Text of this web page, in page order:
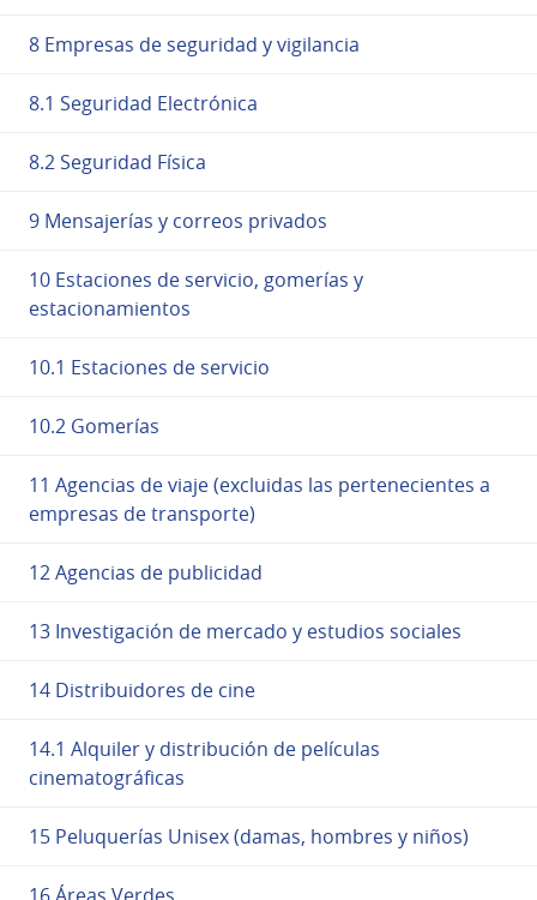
8 Empresas de seguridad y vigilancia
8.1 Seguridad Electrónica
8.2 Seguridad Física
9 Mensajerías y correos privados
10 Estaciones de servicio, gomerías y
estacionamientos
10.1 Estaciones de servicio
10.2 Gomerías
11 Agencias de viaje (excluidas las pertenecientes a
empresas de transporte)
12 Agencias de publicidad
13 Investigación de mercado y estudios sociales
14 Distribuidores de cine
14.1 Alquiler y distribución de películas
cinematográficas
15 Peluquerías Unisex (damas, hombres y niños)
16 Áreas Verdes